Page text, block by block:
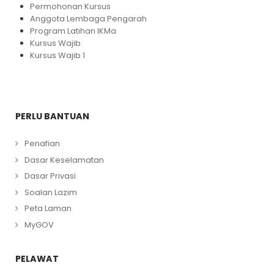
Permohonan Kursus
Anggota Lembaga Pengarah
Program Latihan IKMa
Kursus Wajib
Kursus Wajib 1
PERLU BANTUAN
Penafian
Dasar Keselamatan
Dasar Privasi
Soalan Lazim
Peta Laman
MyGOV
PELAWAT